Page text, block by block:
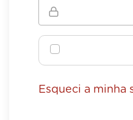
Esqueci a minha